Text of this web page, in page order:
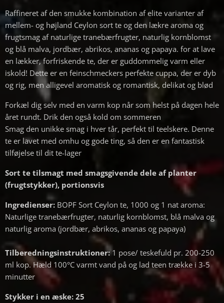
Raffineret af den smukke kombination af elite varianter af
mellem- og højland Ceylon sort te og den lækre aroma og
frugtsmag af naturlige tranebærfrugter, naturlig kornblomst
og blå malva, jordbær, abrikos, ananas og papaya. for at lave
en lækker, forfriskende te, der er guddommelig varm eller
iskold! Dette er en feinschmeckers perfekte cuppa, der er dyb
og rig, men alligevel aromatisk og romantisk, delikat og blød
Forkæl dig selv med en varm kop når som helst på dagen hele
året rundt. Drik den også kold om sommeren
Smag den unikke smag i hver tår, perfekt til teelskere. Denne
te er lavet med omhu og gode ting, så den er en fantastisk
tilføjelse til dit te-lager
Sort te tilsmagt med smagsgivende dele af planter
(frugtstykker), portionsvis
Ingredienser: BOPF Sort Ceylon te, 1000 og 1 nat aroma:
Naturlige tranebærfrugter, naturlig kornblomst, blå malva og
naturlig aroma (jordbær, abrikos, ananas og papaya)
Tilberedningsinstruktioner:1 pose/ teskefuld pr. 200-250
ml kop. Hæld 100°C varmt vand på og lad teen trække i 3-5
minutter
Stykker i en æske: 25